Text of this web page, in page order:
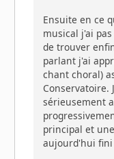
Ensuite en ce
musical j'ai
de trouver
parlant j'ai
chant choral)
Conservatoire.
sérieusement
principal et
aujourd'hui